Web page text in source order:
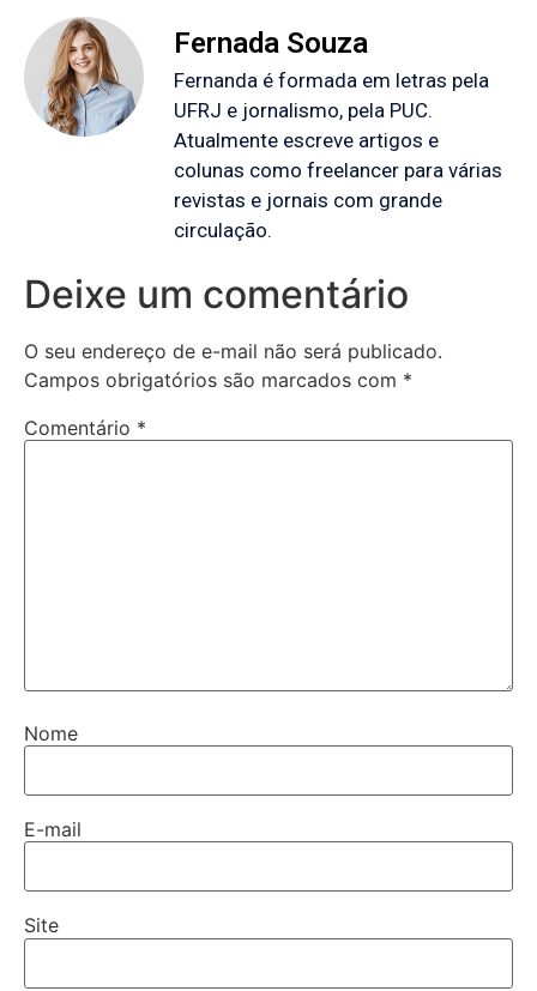
Fernada Souza
Fernanda é formada em letras pela
UFRJ e jornalismo, pela PUC.
Atualmente escreve artigos e
colunas como freelancer para várias
revistas e jornais com grande
circulação.
Deixe um comentário
O seu endereço de e-mail não será publicado.
Campos obrigatórios são marcados com *
Comentário *
Nome
E-mail
Site